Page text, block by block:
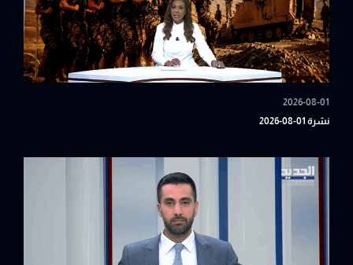
2026-08-01
نشرة 01-08-2026